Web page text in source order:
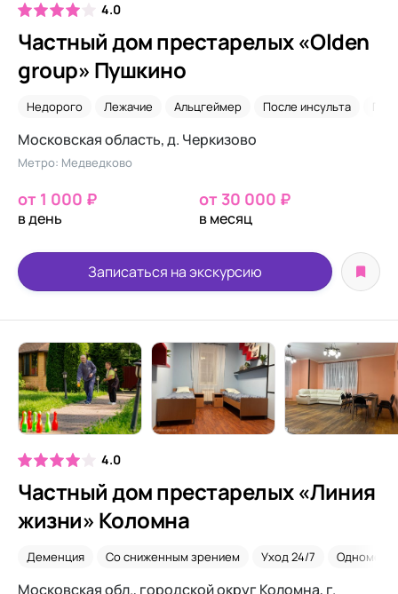
4.0
Частный дом престарелых «Olden
group» Пушкино
Недорого Лежачие Альцгеймер После инсульта
Московская область, д. Черкизово
Метро: Медведково
от 1 000 ₽
в день
от 30 000 ₽
в месяц
Записаться на экскурсию
4.0
Частный дом престарелых «Линия
жизни» Коломна
Деменция Со сниженным зрением Уход 24/7
Московская обл., городской округ Коломна, г.